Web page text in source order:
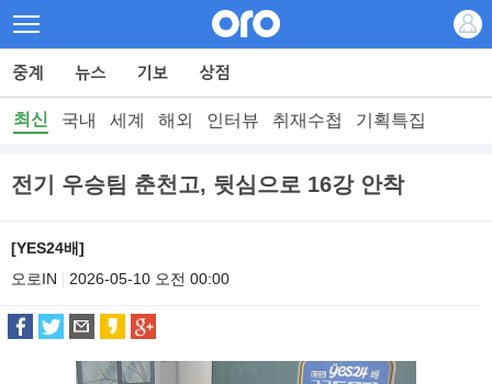
최신 국내 세계 해외 인터뷰 취재수첩 기획특집
전기 우승팀 춘천고, 뒷심으로 16강 안착
[YES24배]
오로IN
2026-05-10 오전 00:00